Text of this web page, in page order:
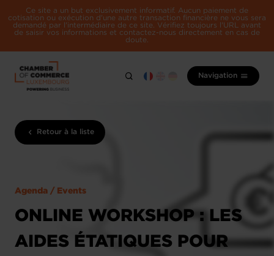
Ce site a un but exclusivement informatif. Aucun paiement de
cotisation ou exécution d'une autre transaction financière ne vous sera
demandé par l'intermédiaire de ce site. Vérifiez toujours l'URL avant
de saisir vos informations et contactez-nous directement en cas de
doute.
Navigation
Retour à la liste
Agenda / Events
ONLINE WORKSHOP : LES
AIDES ÉTATIQUES POUR